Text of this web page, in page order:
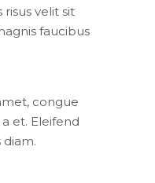
velit sit
faucibus
congue
et. Eleifend